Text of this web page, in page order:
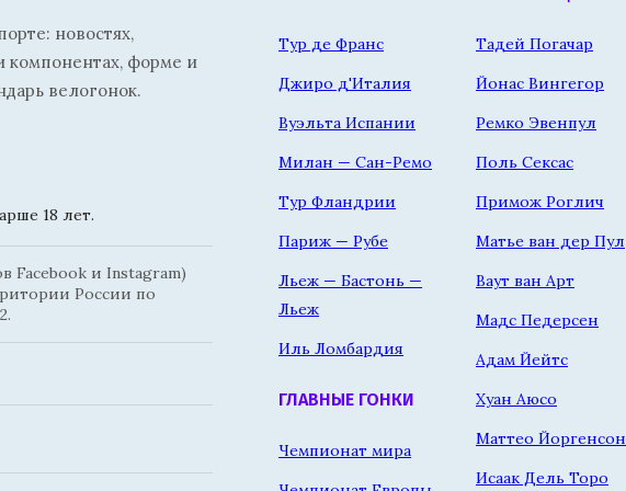
новостях,
компонентах, форме и
велогонок.
18 лет.
Facebook и Instagram)
России по
Тур де Франс
Джиро д'Италия
Вуэльта Испании
Милан — Сан-Ремо
Тур Фландрии
Париж — Рубе
Льеж — Бастонь —
Льеж
Иль Ломбардия
ГЛАВНЫЕ ГОНКИ
Чемпионат мира
Тадей Погачар
Йонас Вингегор
Ремко Эвенпул
Поль Сексас
Примож Роглич
Матье ван дер Пул
Ваут ван Арт
Мадс Педерсен
Адам Йейтс
Хуан Аюсо
Маттео Йоргенсон
Исаак Дель Торо